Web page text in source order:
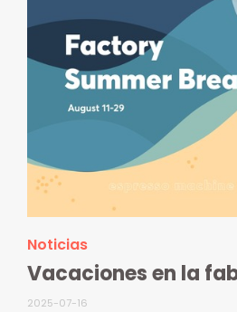
Noticias
Vacaciones en la
2025-07-16